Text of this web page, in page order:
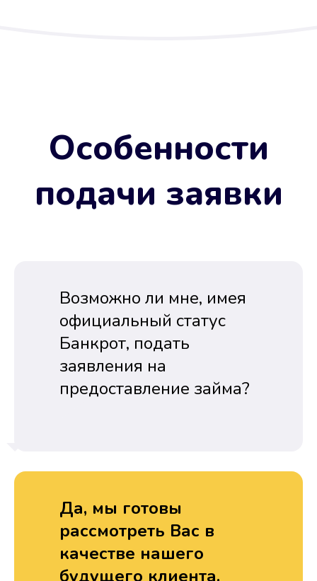
Особенности
подачи заявки
Возможно ли мне, имея
официальный статус
Банкрот, подать
заявления на
предоставление займа?
Да, мы готовы
рассмотреть Вас в
качестве нашего
будущего клиента.